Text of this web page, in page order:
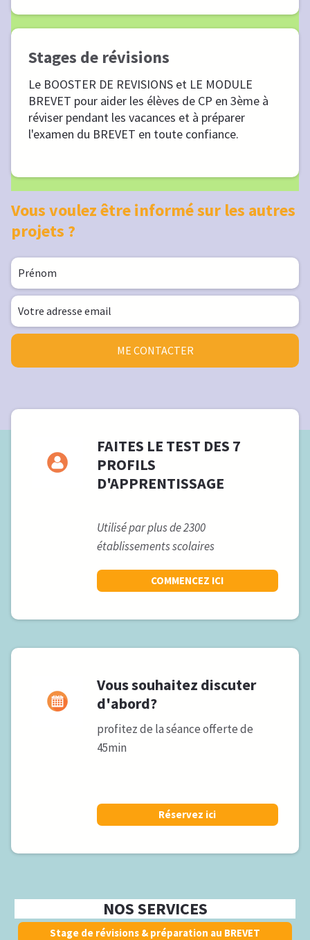
Stages de révisions
Le BOOSTER DE REVISIONS et LE MODULE
BREVET pour aider les élèves de CP en 3ème à
réviser pendant les vacances et à préparer
l'examen du BREVET en toute confiance.
Vous voulez être informé sur les autres
projets ?
ME CONTACTER
FAITES LE TEST DES 7
PROFILS
D'APPRENTISSAGE
Utilisé par plus de 2300
établissements scolaires
COMMENCEZ ICI
Vous souhaitez discuter
d'abord?
profitez de la séance offerte de
45min
Réservez ici
NOS SERVICES
Stage de révisions & préparation au BREVET